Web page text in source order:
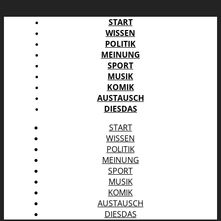
START
WISSEN
POLITIK
MEINUNG
SPORT
MUSIK
KOMIK
AUSTAUSCH
DIESDAS
START
WISSEN
POLITIK
MEINUNG
SPORT
MUSIK
KOMIK
AUSTAUSCH
DIESDAS